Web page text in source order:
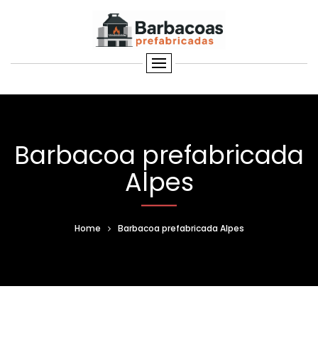
Barbacoa prefabricada
Alpes
Home Barbacoa prefabricada Alpes